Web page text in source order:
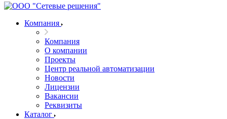
Компания
Компания
О компании
Проекты
Центр реальной автоматизации
Новости
Лицензии
Вакансии
Реквизиты
Каталог